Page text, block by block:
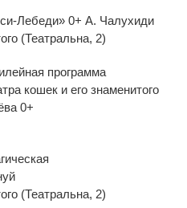
Лебеди» 0+ А. Чалухиди
(Театральна, 2)
программа
кошек и его знаменитого
0+
(Театральна, 2)